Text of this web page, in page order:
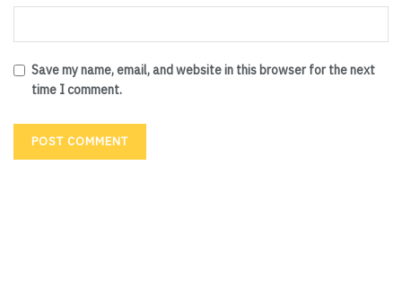
Save my name, email, and website in this browser for the next
time I comment.